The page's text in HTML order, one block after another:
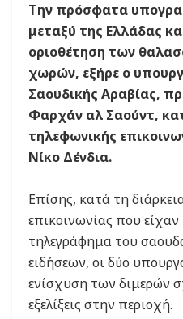
Την πρόσφατα
μεταξύ της Ελλάδας
οριοθέτηση των
χωρών, εξήρε ο
Σαουδικής Αραβίας,
Φαρχάν αλ Σαούντ,
τηλεφωνικής
Νίκο Δένδια.
Επίσης, κατά τη
επικοινωνίας που
τηλεγράφημα του
ειδήσεων, οι δύο
ενίσχυση των διμερών
εξελίξεις στην περιοχή.